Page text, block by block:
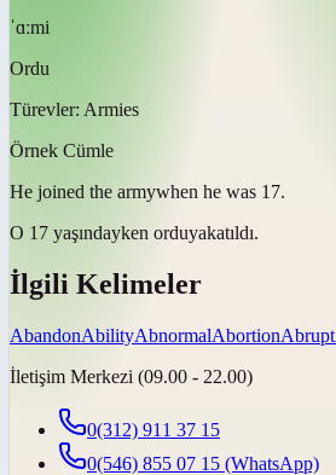
ˈɑːmi
Ordu
Türevler: Armies
Örnek Cümle
He joined the armywhen he was 17.
O 17 yaşındayken orduyakatıldı.
İlgili Kelimeler
AbandonAbilityAbnormalAbortionAbrupt
İletişim Merkezi (09.00 - 22.00)
0(312) 911 37 15
0(546) 855 07 15 (WhatsApp)